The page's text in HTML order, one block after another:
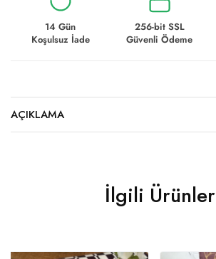
14 Gün
Koşulsuz İade
256-bit SSL
Güvenli Ödeme
AÇIKLAMA
İlgili Ürünler